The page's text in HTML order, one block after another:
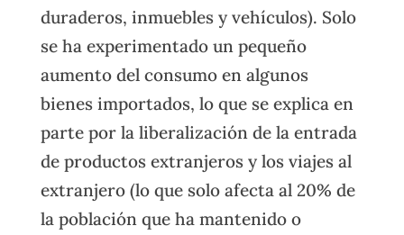
duraderos, inmuebles y vehículos). Solo
se ha experimentado un pequeño
aumento del consumo en algunos
bienes importados, lo que se explica en
parte por la liberalización de la entrada
de productos extranjeros y los viajes al
extranjero (lo que solo afecta al 20% de
la población que ha mantenido o